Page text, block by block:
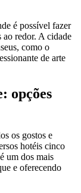
é possível fazer
ao redor. A cidade
como o
de arte
opções
os gostos e
hotéis cinco
um dos mais
e oferecendo